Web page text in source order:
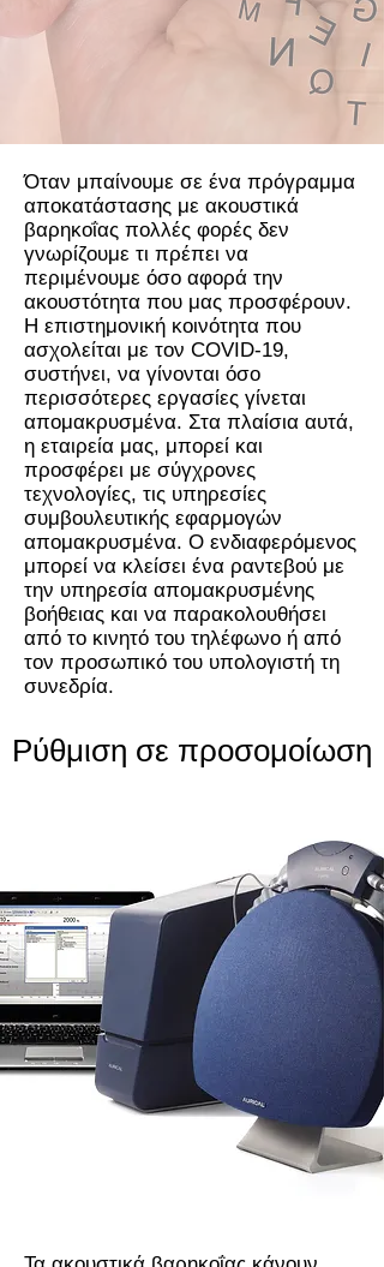
Όταν μπαίνουμε σε ένα πρόγραμμα
αποκατάστασης με ακουστικά
βαρηκοΐας πολλές φορές δεν
γνωρίζουμε τι πρέπει να
περιμένουμε όσο αφορά την
ακουστότητα που μας προσφέρουν.
Η επιστημονική κοινότητα που
ασχολείται με τον COVID-19,
συστήνει, να γίνονται όσο
περισσότερες εργασίες γίνεται
απομακρυσμένα. Στα πλαίσια αυτά,
η εταιρεία μας, μπορεί και
προσφέρει με σύγχρονες
τεχνολογίες, τις υπηρεσίες
συμβουλευτικής εφαρμογών
απομακρυσμένα. Ο ενδιαφερόμενος
μπορεί να κλείσει ένα ραντεβού με
την υπηρεσία απομακρυσμένης
βοήθειας και να παρακολουθήσει
από το κινητό του τηλέφωνο ή από
τον προσωπικό του υπολογιστή τη
συνεδρία.
Ρύθμιση σε προσομοίωση